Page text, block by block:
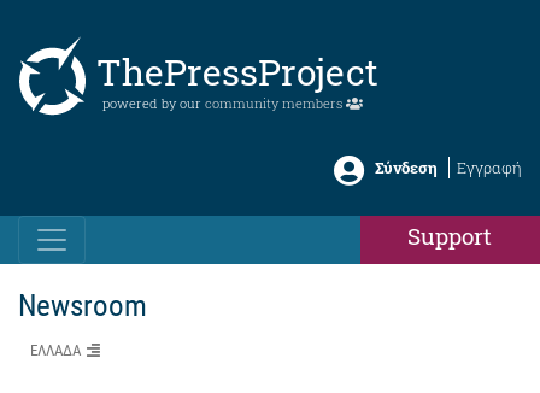
ThePressProject
powered by our community members
Σύνδεση Εγγραφή
Support
Newsroom
ΕΛΛΑΔΑ